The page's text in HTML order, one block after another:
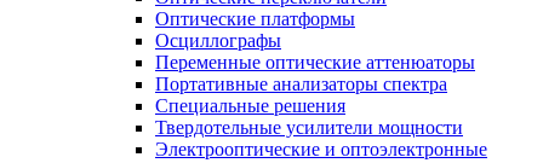
Оптические платформы
Осциллографы
Переменные оптические аттенюаторы
Портативные анализаторы спектра
Специальные решения
Твердотельные усилители мощности
Электрооптические и оптоэлектронные